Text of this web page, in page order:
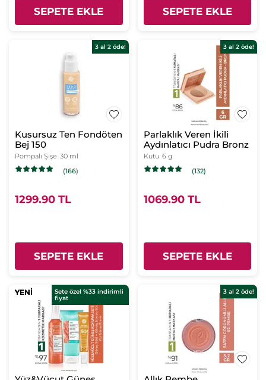
SEPETE EKLE SEPETE EKLE
3 al 2 öde!
Kusursuz Ten Fondöten
Bej 150
Pompalı Şişe 30 ml
(166)
1299.90 TL
SEPETE EKLE
3 al 2 öde!
Parlaklık Veren İkili
Aydınlatıcı Pudra Bronz
Kutu 6 g
(132)
1069.90 TL
SEPETE EKLE
YENİ
YENİ
Sete özel %33 indirimli
fiyat
3 al 2 öde!